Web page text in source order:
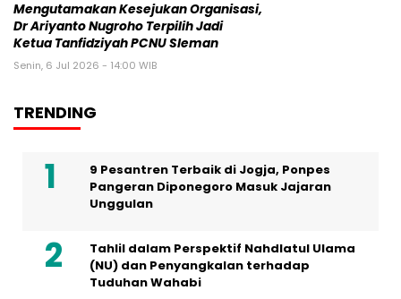
Mengutamakan Kesejukan Organisasi,
Dr Ariyanto Nugroho Terpilih Jadi
Ketua Tanfidziyah PCNU Sleman
Senin, 6 Jul 2026 - 14:00 WIB
TRENDING
9 Pesantren Terbaik di Jogja, Ponpes
Pangeran Diponegoro Masuk Jajaran
Unggulan
Tahlil dalam Perspektif Nahdlatul Ulama
(NU) dan Penyangkalan terhadap
Tuduhan Wahabi